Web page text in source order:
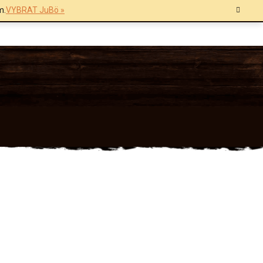
VYBRAT JuBö »